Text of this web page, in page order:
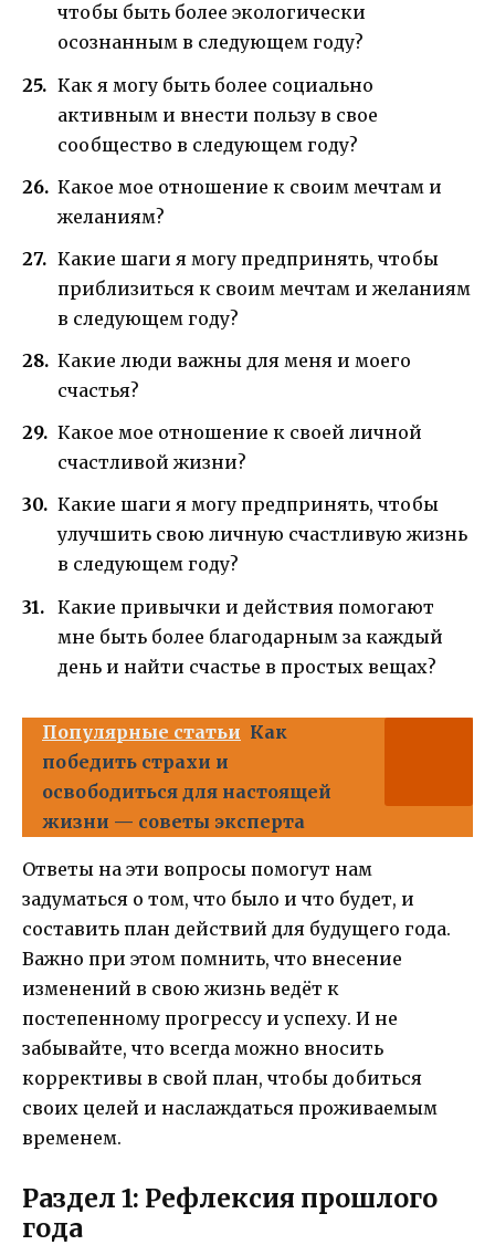
чтобы быть более экологически
осознанным в следующем году?
Как я могу быть более социально
активным и внести пользу в свое
сообщество в следующем году?
Какое мое отношение к своим мечтам и
желаниям?
Какие шаги я могу предпринять, чтобы
приблизиться к своим мечтам и желаниям
в следующем году?
Какие люди важны для меня и моего
счастья?
Какое мое отношение к своей личной
счастливой жизни?
Какие шаги я могу предпринять, чтобы
улучшить свою личную счастливую жизнь
в следующем году?
Какие привычки и действия помогают
мне быть более благодарным за каждый
день и найти счастье в простых вещах?
Популярные статьи Как
победить страхи и
освободиться для настоящей
жизни — советы эксперта
Ответы на эти вопросы помогут нам
задуматься о том, что было и что будет, и
составить план действий для будущего года.
Важно при этом помнить, что внесение
изменений в свою жизнь ведёт к
постепенному прогрессу и успеху. И не
забывайте, что всегда можно вносить
коррективы в свой план, чтобы добиться
своих целей и наслаждаться проживаемым
временем.
Раздел 1: Рефлексия прошлого
года